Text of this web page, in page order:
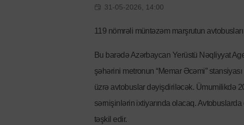
31-05-2026, 14:00
119 nömrəli müntəzəm marşrutun
Bu barədə Azərbaycan Yerüstü Nəqliyyat
şəhərini metronun “Memar Əcəmi”
üzrə avtobuslar dəyişdiriləcək. Ümumilikdə
sərnişinlərin ixtiyarında olacaq.
təşkil edir.